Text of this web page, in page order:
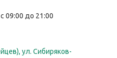
09:00 до 21:00
ул. Сибиряков-